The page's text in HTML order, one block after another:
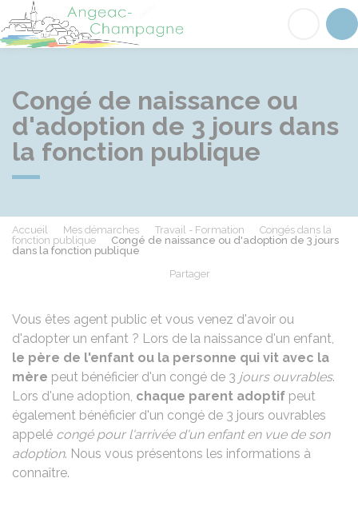
Angeac-Champagne
Congé de naissance ou
d'adoption de 3 jours dans
la fonction publique
Accueil Mes démarches Travail - Formation
Congés dans la
fonction publique
Congé de naissance ou d'adoption de 3 jours
dans la fonction publique
Partager
Vous êtes agent public et vous venez d'avoir ou
d'adopter un enfant ? Lors de la naissance d'un enfant,
le père de l'enfant ou la personne qui vit avec la
mère peut bénéficier d'un congé de 3 jours ouvrables.
Lors d'une adoption, chaque parent adoptif peut
également bénéficier d'un congé de 3 jours ouvrables
appelé congé pour l'arrivée d'un enfant en vue de son
adoption. Nous vous présentons les informations à
connaître.